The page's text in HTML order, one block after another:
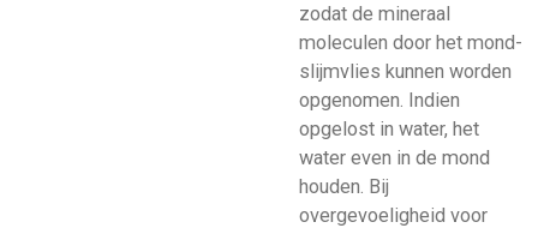
zodat de mineraal
moleculen door het mond-
slijmvlies kunnen worden
opgenomen. Indien
opgelost in water, het
water even in de mond
houden. Bij
overgevoeligheid voor